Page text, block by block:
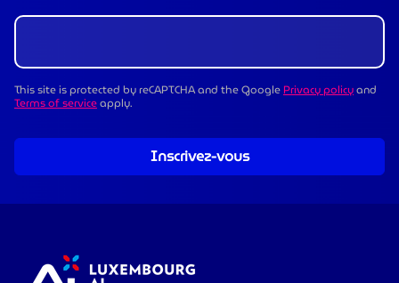
This site is protected by reCAPTCHA and the GooglePrivacy policyand
Terms of serviceapply.
Inscrivez-vous